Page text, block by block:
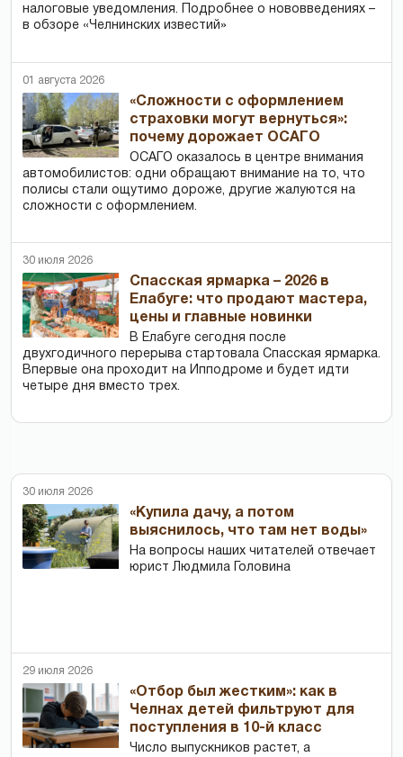
налоговые уведомления. Подробнее о нововведениях –
в обзоре «Челнинских известий»
01 августа 2026
«Сложности с оформлением
страховки могут вернуться»:
почему дорожает ОСАГО
ОСАГО оказалось в центре внимания
автомобилистов: одни обращают внимание на то, что
полисы стали ощутимо дороже, другие жалуются на
сложности с оформлением.
30 июля 2026
Спасская ярмарка – 2026 в
Елабуге: что продают мастера,
цены и главные новинки
В Елабуге сегодня после
двухгодичного перерыва стартовала Спасская ярмарка.
Впервые она проходит на Ипподроме и будет идти
четыре дня вместо трех.
30 июля 2026
«Купила дачу, а потом
выяснилось, что там нет воды»
На вопросы наших читателей отвечает
юрист Людмила Головина
29 июля 2026
«Отбор был жестким»: как в
Челнах детей фильтруют для
поступления в 10-й класс
Число выпускников растет, а